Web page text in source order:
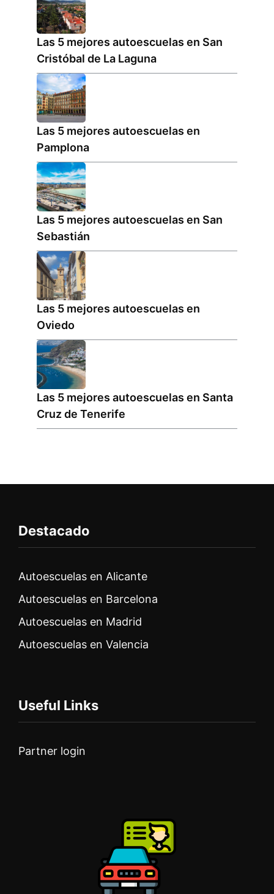
Las 5 mejores autoescuelas en San
Cristóbal de La Laguna
Las 5 mejores autoescuelas en
Pamplona
Las 5 mejores autoescuelas en San
Sebastián
Las 5 mejores autoescuelas en
Oviedo
Las 5 mejores autoescuelas en Santa
Cruz de Tenerife
Destacado
Autoescuelas en Alicante
Autoescuelas en Barcelona
Autoescuelas en Madrid
Autoescuelas en Valencia
Useful Links
Partner login